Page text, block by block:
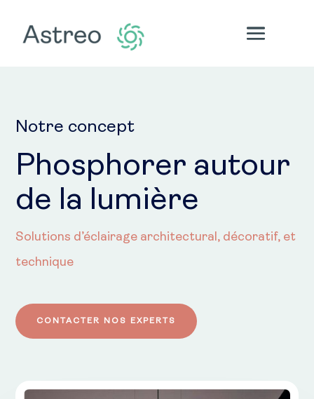
Notre concept
Phosphorer autour
de la lumière
Solutions d’éclairage architectural, décoratif, et
technique
CONTACTER NOS EXPERTS